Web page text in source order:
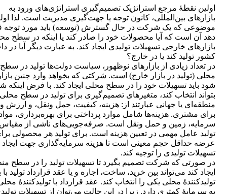
اولین نقطۀ مرجع استراتژیک تصمیم‌گیری استراتژی‌های ورود به
بازارهای بین‌المللی، کانون توجه یا جهت‌گیری مدیریت است. لذا
موضوعی که یک شرکت در حال گسترش (توسعه) باید مورد توجه
دهد آن است که آیا محصولات خود را صادر کند یا اینکه در سطح
بازارهای خارجی تسهیلات تولیدی ایجاد کند. به عبارت دیگر آیا در
کشور تولید کند یا در خارج؟
در تعداد زیادی از بازارهای نوظهور، سیاست دولت‌ها تولید در سطح
محلی (تولید در بازار خارج) است. شرکتی که بخواهد وارد چنین
شود باید تسهیلات خود را در سطح محلی ایجاد کند. با فرض
بتواند انتخاب کند، متغیرهای تصمیم‌گیری برای تولید در سطح
منطقه‌ای یا جهانی عبارتند از: هزینه، کیفیت، حمل ونقل، و ارزش و
برای مشتری. هزینه‌ها شامل موارد پرداختی برای بهره‌برداری،
سرمایه، زمین و حمل ونقل است. صرفه‌جویی‌های ناشی از مقیاس
تولید عامل مهمی در تعیین هزینه است. برای تولید هر محصولی
عرضه حداقل حجم معینی است تا هزینه سرمایه‌گذاری جهت ایجاد
تسهیلات تولیدی را توجیه کند.
در صورتی که شرکت تصمیم بگیرد تا تسهیلات تولید را در سطح
ایجاد کند می‌تواند بین خرید، ساخت، اجاره و یا عقد قرارداد تولید
تولیدکنندۀ محلی یکی را انتخاب کند. عقد قرارداد با تولیدکنندۀ
به سرمایۀ کمتری دارد. زیرا در این حالت می‌توان از تسهیلات